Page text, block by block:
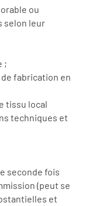
ou
selon leur
;
fabrication en
tissu local
techniques et
seconde fois
(peut se
et